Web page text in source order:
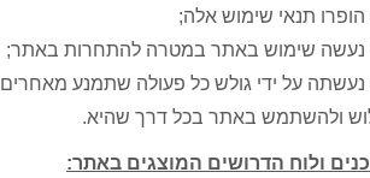
תנאי שימוש אלה;
שימוש באתר במטרה להתחרות באתר;
על ידי גולש כל פעולה שתמנע מאחרים
ולהשתמש באתר בכל דרך שהיא.
ולוח הדרושים המוצגים באתר: